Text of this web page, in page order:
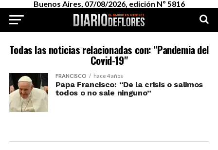
Buenos Aires, 07/08/2026, edición Nº 5816
Todas las noticias relacionadas con: "Pandemia del
Covid-19"
FRANCISCO hace 4 años
Papa Francisco: “De la crisis o salimos
todos o no sale ninguno”